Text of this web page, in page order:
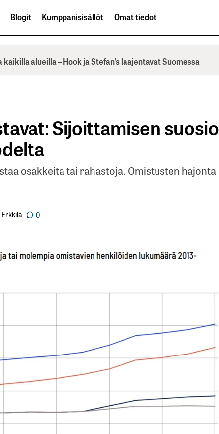
Blogit Kumppanisisällöt Omat tiedot
kaikilla alueilla – Hook ja Stefan’s laajentavat Suomessa
Sijoittamisen suosio
osakkeita tai rahastoja. Omistusten hajonta
0